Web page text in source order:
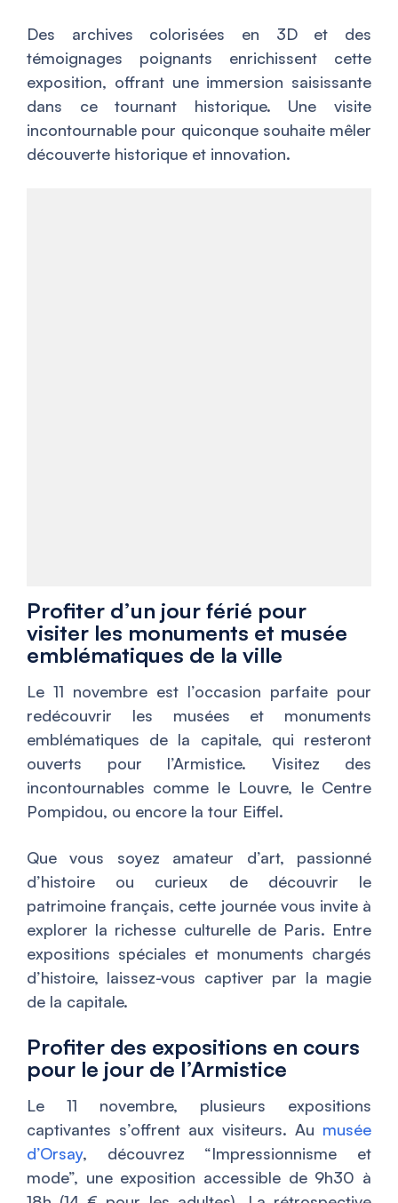
Des archives colorisées en 3D et des
témoignages poignants enrichissent cette
exposition, offrant une immersion saisissante
dans ce tournant historique. Une visite
incontournable pour quiconque souhaite mêler
découverte historique et innovation.
Profiter d’un jour férié pour
visiter les monuments et musée
emblématiques de la ville
Le 11 novembre est l’occasion parfaite pour
redécouvrir les musées et monuments
emblématiques de la capitale, qui resteront
ouverts pour l’Armistice. Visitez des
incontournables comme le Louvre, le Centre
Pompidou, ou encore la tour Eiffel.
Que vous soyez amateur d’art, passionné
d’histoire ou curieux de découvrir le
patrimoine français, cette journée vous invite à
explorer la richesse culturelle de Paris. Entre
expositions spéciales et monuments chargés
d’histoire, laissez-vous captiver par la magie
de la capitale.
Profiter des expositions en cours
pour le jour de l’Armistice
Le 11 novembre, plusieurs expositions
captivantes s’offrent aux visiteurs. Au musée
d’Orsay, découvrez “Impressionnisme et
mode”, une exposition accessible de 9h30 à